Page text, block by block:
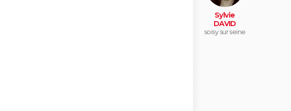
Sylvie
DAVID
soisy sur seine